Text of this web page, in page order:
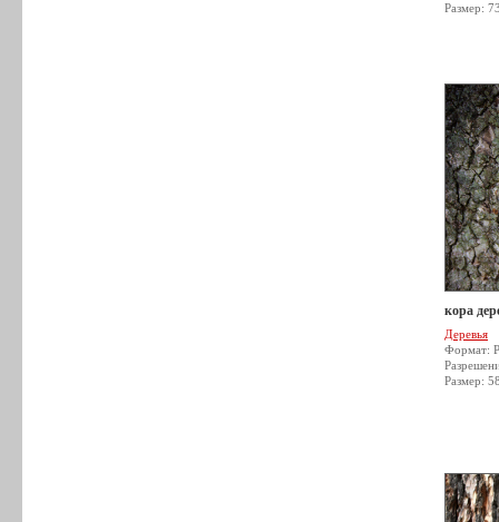
Размер:
кора
Деревья
Формат:
Размер: